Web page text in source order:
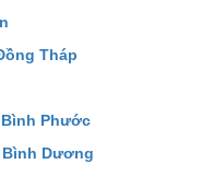
Tháp
Phước
Bình Dương